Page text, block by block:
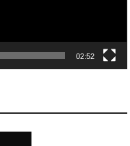
02:52